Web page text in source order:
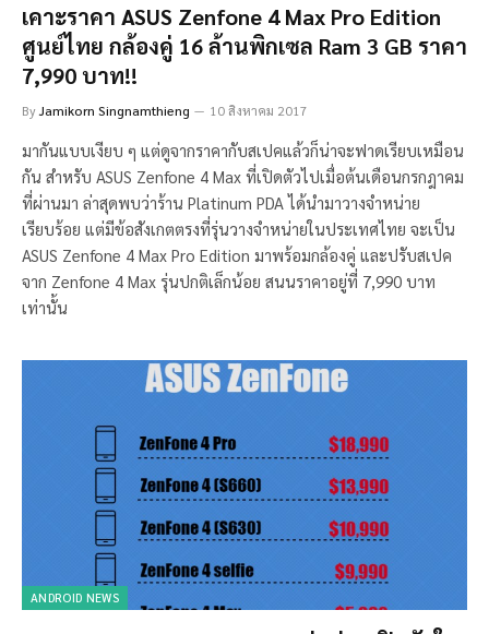
เคาะราคา ASUS Zenfone 4 Max Pro Edition
ศูนย์ไทย กล้องคู่ 16 ล้านพิกเซล Ram 3 GB ราคา
7,990 บาท!!
ByJamikorn Singnamthieng 10 สิงหาคม 2017
มากันแบบเงียบ ๆ แต่ดูจากราคากับสเปคแล้วก็น่าจะฟาดเรียบเหมือน
กัน สำหรับ ASUS Zenfone 4 Max ที่เปิดตัวไปเมื่อต้นเดือนกรกฎาคม
ที่ผ่านมา ล่าสุดพบว่าร้าน Platinum PDA ได้นำมาวางจำหน่าย
เรียบร้อย แต่มีข้อสังเกตตรงที่รุ่นวางจำหน่ายในประเทศไทย จะเป็น
ASUS Zenfone 4 Max Pro Edition มาพร้อมกล้องคู่ และปรับสเปค
จาก Zenfone 4 Max รุ่นปกติเล็กน้อย สนนราคาอยู่ที่ 7,990 บาท
เท่านั้น
ANDROID NEWS